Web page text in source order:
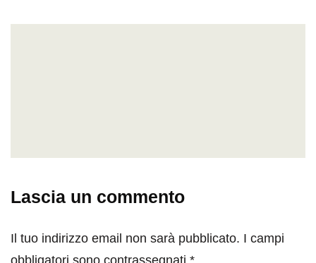
Lascia un commento
Il tuo indirizzo email non sarà pubblicato. I campi
obbligatori sono contrassegnati *